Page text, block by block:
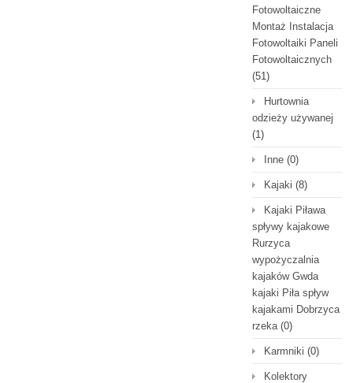
Fotowoltaiczne
Montaż Instalacja
Fotowoltaiki Paneli
Fotowoltaicznych
(51)
Hurtownia
odzieży używanej
(1)
Inne (0)
Kajaki (8)
Kajaki Piława
spływy kajakowe
Rurzyca
wypożyczalnia
kajaków Gwda
kajaki Piła spływ
kajakami Dobrzyca
rzeka(0)
Karmniki (0)
Kolektory